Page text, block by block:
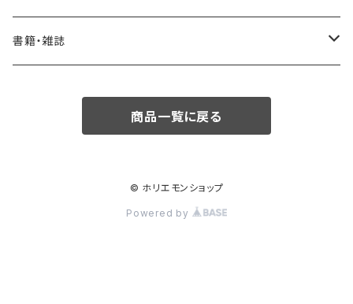
バッグ
鍋・フライパン
ボードゲーム・カードゲーム
書籍・雑誌
商品一覧に戻る
© ホリエモンショップ
Powered by